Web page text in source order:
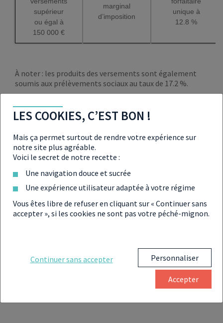
supérieur
ou égal à
150 000 €
marginal
d’imposition
unique à
12.8 %
À noter : les produits des versements sont également
soumis aux prélèvements sociaux au taux de 17.2 %.
LES CAS PARTICULIERS EXONÉRÉS
D’IMPÔT
Certaines situations considérées comme
« exceptionnelles »par l’administration fiscale
permette le rachat de l’assurance vie sans imposition, et
ce, quelle que soit la date de rachat du contrat :
Licenciement
(plus de détails sur notre page
Assurance-vie et
chômage : comment clôturer son contrat sans
Reconnaissance d’invalidité
LES COOKIES, C’EST BON !
Mais ça permet surtout de rendre votre expérience sur
notre site plus agréable.
Voici le secret de notre recette :
Une navigation douce et sucrée
Une expérience utilisateur adaptée à votre régime
Vous êtes libre de refuser en cliquant sur « Continuer sans
accepter », si les cookies ne sont pas votre péché-mignon.
Continuer sans accepter Personnaliser
Accepter